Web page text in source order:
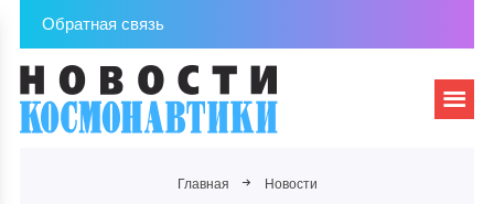
Обратная связь
Главная Новости